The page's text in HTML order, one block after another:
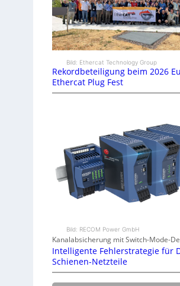
Bild: Ethercat Technology Group
Rekordbeteiligung beim 2026
Ethercat Plug Fest
Bild: RECOM Power GmbH
Kanalabsicherung mit Switch-Mode-
Intelligente Fehlerstrategie für
Schienen-Netzteile